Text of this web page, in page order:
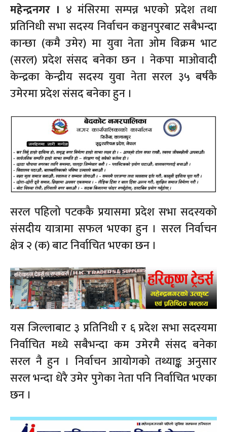
महेन्द्रनगर । ४ मंसिरमा सम्पन्न भएको प्रदेश तथा
प्रतिनिधी सभा सदस्य निर्वाचन कञ्चनपुरबाट सबैभन्दा
कान्छा (कमै उमेर) मा युवा नेता ओम विक्रम भाट
(सरल) प्रदेश संसद बनेका छन । नेकपा माओवादी
केन्द्रका केन्द्रीय सदस्य युवा नेता सरल ३५ बर्षकै
उमेरमा प्रदेश संसद बनेका हुन ।
सरल पहिलो पटककै प्रयासमा प्रदेश सभा सदस्यको
संसदीय यात्रामा सफल भएका हुन । सरल निर्वाचन
क्षेत्र २ (क) बाट निर्वाचित भएका छन ।
यस जिल्लाबाट ३ प्रतिनिधी र ६ प्रदेश सभा सदस्यमा
निर्वाचित मध्ये सबैभन्दा कम उमेरमै संसद बनेका
सरल नै हुन । निर्वाचन आयोगको तथ्याङ्क अनुसार
सरल भन्दा धेरै उमेर पुगेका नेता पनि निर्वाचित भएका
छन ।